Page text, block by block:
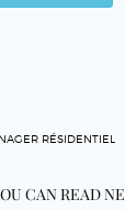
RÉSIDENTIEL
CAN READ